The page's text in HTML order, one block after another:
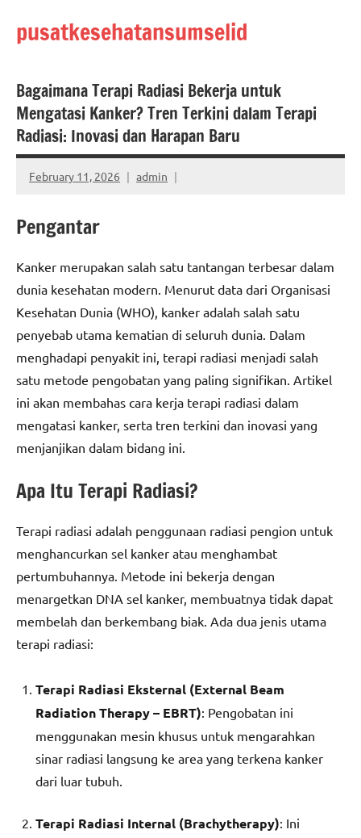
pusatkesehatansumselid
Bagaimana Terapi Radiasi Bekerja untuk
Mengatasi Kanker? Tren Terkini dalam Terapi
Radiasi: Inovasi dan Harapan Baru
February 11, 2026 admin
Pengantar
Kanker merupakan salah satu tantangan terbesar dalam
dunia kesehatan modern. Menurut data dari Organisasi
Kesehatan Dunia (WHO), kanker adalah salah satu
penyebab utama kematian di seluruh dunia. Dalam
menghadapi penyakit ini, terapi radiasi menjadi salah
satu metode pengobatan yang paling signifikan. Artikel
ini akan membahas cara kerja terapi radiasi dalam
mengatasi kanker, serta tren terkini dan inovasi yang
menjanjikan dalam bidang ini.
Apa Itu Terapi Radiasi?
Terapi radiasi adalah penggunaan radiasi pengion untuk
menghancurkan sel kanker atau menghambat
pertumbuhannya. Metode ini bekerja dengan
menargetkan DNA sel kanker, membuatnya tidak dapat
membelah dan berkembang biak. Ada dua jenis utama
terapi radiasi:
Terapi Radiasi Eksternal (External Beam
Radiation Therapy – EBRT): Pengobatan ini
menggunakan mesin khusus untuk mengarahkan
sinar radiasi langsung ke area yang terkena kanker
dari luar tubuh.
Terapi Radiasi Internal (Brachytherapy): Ini